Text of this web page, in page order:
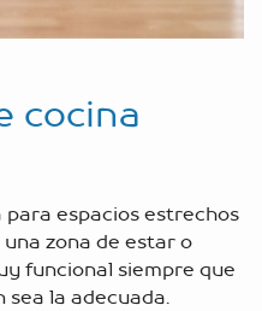
cocina
espacios estrechos
zona de estar o
funcional siempre que
sea la adecuada.